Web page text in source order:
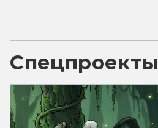
Спецпроекты